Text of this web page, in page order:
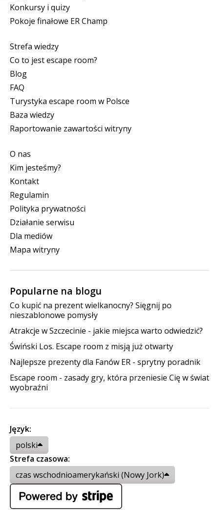
Konkursy i quizy
Pokoje finałowe ER Champ
Strefa wiedzy
Co to jest escape room?
Blog
FAQ
Turystyka escape room w Polsce
Baza wiedzy
Raportowanie zawartości witryny
O nas
Kim jesteśmy?
Kontakt
Regulamin
Polityka prywatności
Działanie serwisu
Dla mediów
Mapa witryny
Popularne na blogu
Co kupić na prezent wielkanocny? Sięgnij po
nieszablonowe pomysły
Atrakcje w Szczecinie - jakie miejsca warto odwiedzić?
Świński Los. Escape room z misją już otwarty
Najlepsze prezenty dla Fanów ER - sprytny poradnik
Escape room - zasady gry, która przeniesie Cię w świat
wyobraźni
Język:
polski
Strefa czasowa:
czas wschodnioamerykański (Nowy Jork)